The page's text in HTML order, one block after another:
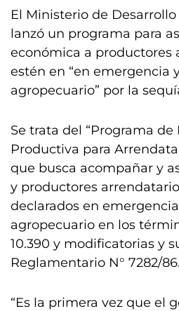
El Ministerio de
lanzó un programa para
económica a productores
estén en “en emergencia
agropecuario” por la
Se trata del “Programa de
Productiva para
que busca acompañar y
y productores
declarados en
agropecuario en los
10.390 y modificatorias y
Reglamentario N° 7282/86.
“Es la primera vez que el